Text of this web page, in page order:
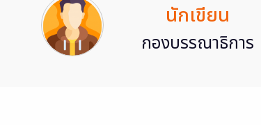
นักเขียน
กองบรรณาธิการ